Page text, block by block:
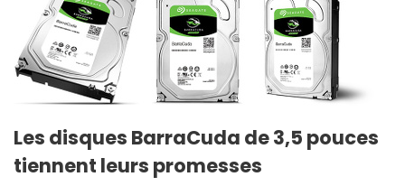
Les disques BarraCuda de 3,5 pouces
tiennent leurs promesses